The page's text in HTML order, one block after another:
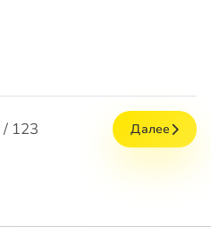
/ 123 Далее